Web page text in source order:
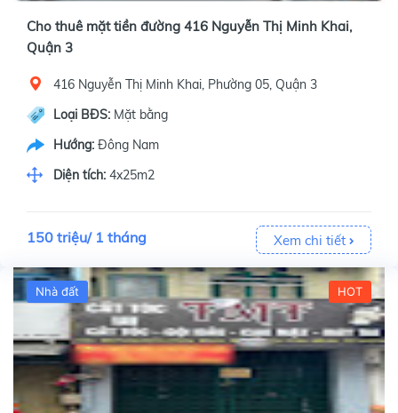
Cho thuê mặt tiền đường 416 Nguyễn Thị Minh Khai,
Quận 3
416 Nguyễn Thị Minh Khai, Phường 05, Quận 3
Loại BĐS: Mặt bằng
Hướng: Đông Nam
Diện tích: 4x25m2
150 triệu/ 1 tháng Xem chi tiết
Nhà đất HOT